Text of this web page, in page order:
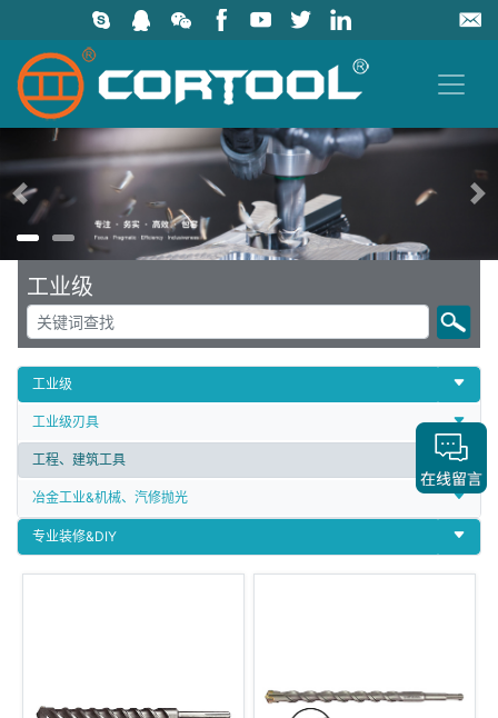
上一页
工业级
工业级
工业级刃具
工程、建筑工具
冶金工业&机械、汽修抛光
专业装修&DIY